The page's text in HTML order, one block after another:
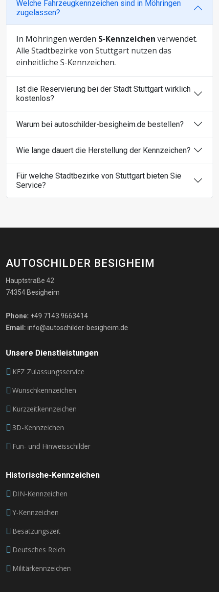
Welche Fahrzeugkennzeichen sind in Möhringen
zugelassen?
In Möhringen werden S-Kennzeichen verwendet.
Alle Stadtbezirke von Stuttgart nutzen das
einheitliche S-Kennzeichen.
Ist die Reservierung bei der Stadt Stuttgart wirklich
kostenlos?
Warum bei autoschilder-besigheim.de bestellen?
Wie lange dauert die Herstellung der Kennzeichen?
Für welche Stadtbezirke von Stuttgart bieten Sie
Service?
AUTOSCHILDER BESIGHEIM
Hauptstraße 42
74354 Besigheim
Phone: +49 7143 9663414
Email: info@autoschilder-besigheim.de
Unsere Dienstleistungen
KFZ Zulassungsservice
Wunschkennzeichen
Kurzzeitkennzeichen
3D-Kennzeichen
Fun- und Hinweisschilder
Historische-Kennzeichen
DIN-Kennzeichen
Y-Kennzeichen
Besatzungszeit
Deutsches Reich
Militärkennzeichen